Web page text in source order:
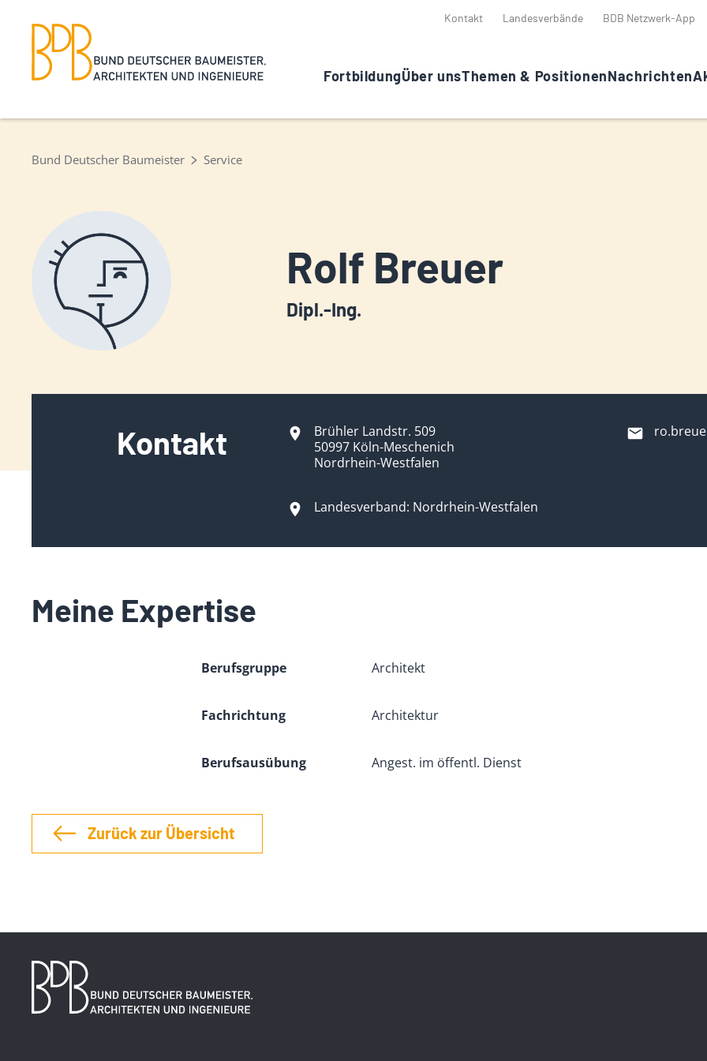
Kontakt Landesverbände BDB Netzwerk-App
FortbildungÜber unsThemen & PositionenNachrichten
Bund Deutscher Baumeister Service
Rolf Breuer
Dipl.-Ing.
Kontakt
Brühler Landstr. 509
50997 Köln-Meschenich
Nordrhein-Westfalen
Landesverband: Nordrhein-Westfalen
Meine Expertise
Berufsgruppe Architekt
Fachrichtung Architektur
Berufsausübung Angest. im öffentl. Dienst
Zurück zur Übersicht